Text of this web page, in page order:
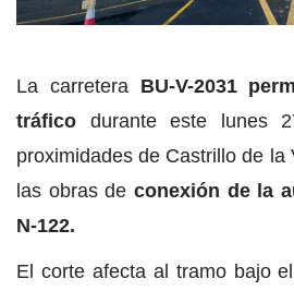
La carreteraBU-V-2031
tráfico durante este lunes
proximidades de Castrillo de la
las obras de conexión de la
N-122.
El corte afecta al tramo bajo